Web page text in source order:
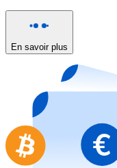
Acheter avec
Nouveau
Achetez des
Aller à la
En savoir plus